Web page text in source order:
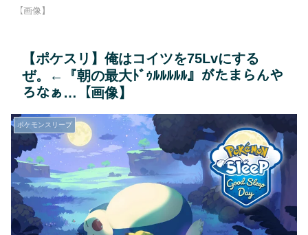
【画像】
【ポケスリ】俺はコイツを75Lvにする
ぜ。←『朝の最大ﾄﾞｩﾙﾙﾙﾙﾙ』がたまらんや
ろなぁ…【画像】
ポケモンスリープ